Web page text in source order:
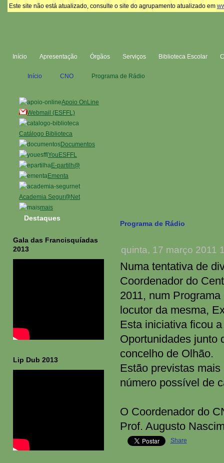
Este site não está atualizado, consulte o site do agrupamento atualizado em
Início Apresentação Órgãos Serviços Biblioteca Escolar
Apoio OnLine
Webmail (ESFFL)
Catálogo Biblioteca
Documentos
YouESFFL
E-partilh@
Ementa
Academia Segur@Net
mais
Início CNO Programa de Rádio
Programa de Rádio
quinta, 17 março 2011
Numa tentativa de
Coordenador do
2011, num
locutor da mesma,
Esta iniciativa ficou
Oportunidades junto
concelho de Olhão.
Estão previstas
número possível de
O Coordenador do
Prof. Augusto
Share
Destaques
Gala das Francisquíadas
2013
Lip Dub 2013